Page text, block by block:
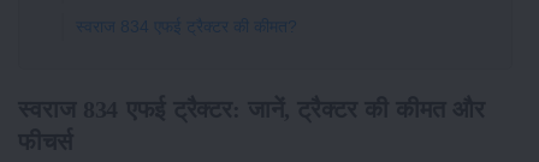
स्वराज 834 एफई ट्रैक्टर की कीमत?